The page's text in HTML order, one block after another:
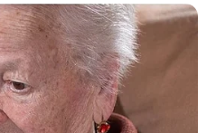
Ringe geschnitten
Koriander, grob gehackt
Geschmack